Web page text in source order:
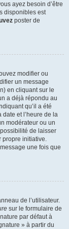
ayez besoin d’être
disponibles est
poster de
modifier ou
un message
en cliquant sur le
a déjà répondu au
qu’il a été
et l’heure de la
modérateur ou un
de laisser
propre initiative.
une fois que
de l’utilisateur.
sur le formulaire de
par défaut à
» à partir du